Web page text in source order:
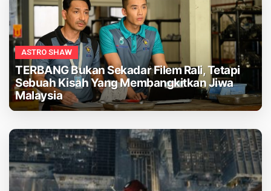
ASTRO SHAW
TERBANG Bukan Sekadar Filem Rali, Tetapi
Sebuah Kisah Yang Membangkitkan Jiwa
Malaysia